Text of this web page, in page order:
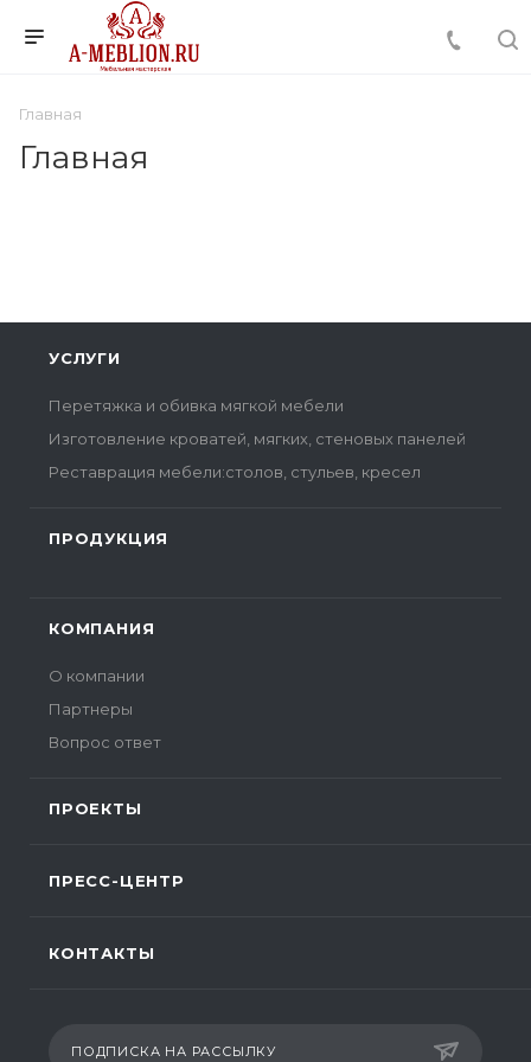
Главная
Главная
УСЛУГИ
Перетяжка и обивка мягкой мебели
Изготовление кроватей, мягких, стеновых панелей
Реставрация мебели:столов, стульев, кресел
ПРОДУКЦИЯ
КОМПАНИЯ
О компании
Партнеры
Вопрос ответ
ПРОЕКТЫ
ПРЕСС-ЦЕНТР
КОНТАКТЫ
ПОДПИСКА НА РАССЫЛКУ